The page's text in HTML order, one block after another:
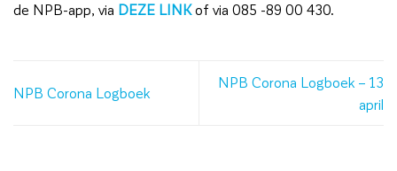
de NPB-app, via DEZE LINKof via 085 -89 00 430.
NPB Corona Logboek
NPB Corona Logboek – 13
april